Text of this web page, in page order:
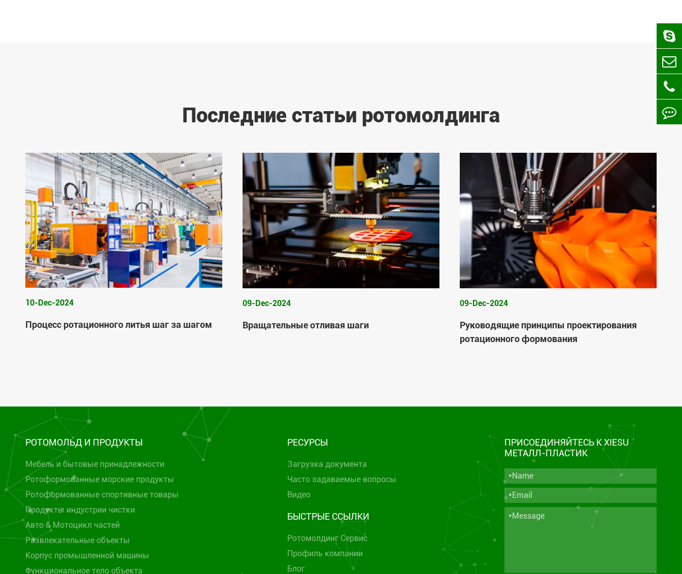
Последние статьи ротомолдинга
10-Dec-2024
Процесс ротационного литья шаг за шагом
09-Dec-2024
Вращательные отливая шаги
09-Dec-2024
Руководящие принципы проектирования
ротационного формования
РОТОМОЛЬД И ПРОДУКТЫ
Мебель и бытовые принадлежности
Ротоформованные морские продукты
Ротоформованные спортивные товары
Продукты индустрии чистки
Авто & Мотоцикл частей
Развлекательные объекты
Корпус промышленной машины
Функциональное тело объекта
РЕСУРСЫ
Загрузка документа
Часто задаваемые вопросы
Видео
БЫСТРЫЕ ССЫЛКИ
Ротомолдинг Сервис
Профиль компании
Блог
ПРИСОЕДИНЯЙТЕСЬ К XIESU
МЕТАЛЛ-ПЛАСТИК